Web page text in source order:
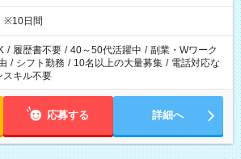
得します。
こまめな休憩があります。
※10日間
/ 履歴書不要 / 40～50代活躍中 / 副業・Wワーク
/ シフト勤務 / 10名以上の大量募集 / 電話対応な
スキル不要
応募する 詳細へ